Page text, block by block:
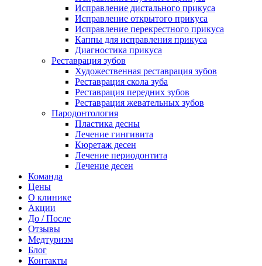
Исправление дистального прикуса
Исправление открытого прикуса
Исправление перекрестного прикуса
Каппы для исправления прикуса
Диагностика прикуса
Реставрация зубов
Художественная реставрация зубов
Реставрация скола зуба
Реставрация передних зубов
Реставрация жевательных зубов
Пародонтология
Пластика десны
Лечение гингивита
Кюретаж десен
Лечение периодонтита
Лечение десен
Команда
Цены
О клинике
Акции
До / После
Отзывы
Медтуризм
Блог
Контакты